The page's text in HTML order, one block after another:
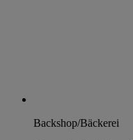
Backshop/Bäckerei